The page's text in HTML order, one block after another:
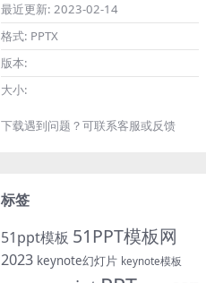
最近更新: 2023-02-14
格式: PPTX
版本:
大小:
下载遇到问题？可联系客服或反馈
标签
51ppt模板 51PPT模板网
2023 keynote幻灯片 keynote模板